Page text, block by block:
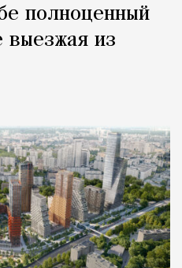
полноценный
выезжая из